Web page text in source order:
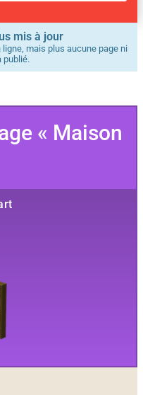
mis à jour
mais plus aucune page ni
publié.
« Maison